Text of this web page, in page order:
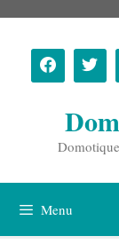
contenu
Menu